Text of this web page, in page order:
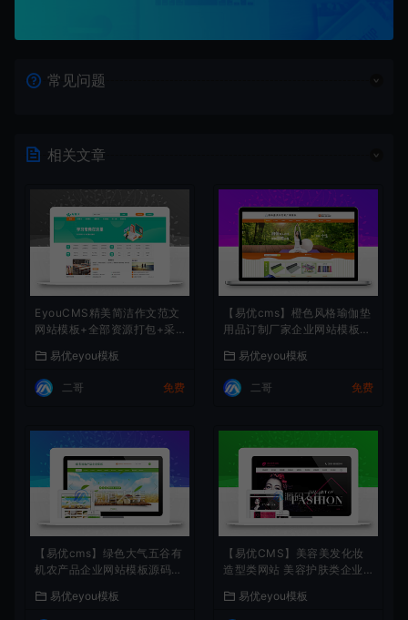
常见问题
相关文章
EyouCMS精美简洁作文范文
网站模板+全部资源打包+采
易优eyou模板
二哥 免费
【易优cms】橙色风格瑜伽垫
用品订制厂家企业网站模板源
易优eyou模板
二哥 免费
【易优cms】绿色大气五谷有
机农产品企业网站模板源码带
易优eyou模板
【易优CMS】美容美发化妆
造型类网站 美容护肤类企业
易优eyou模板